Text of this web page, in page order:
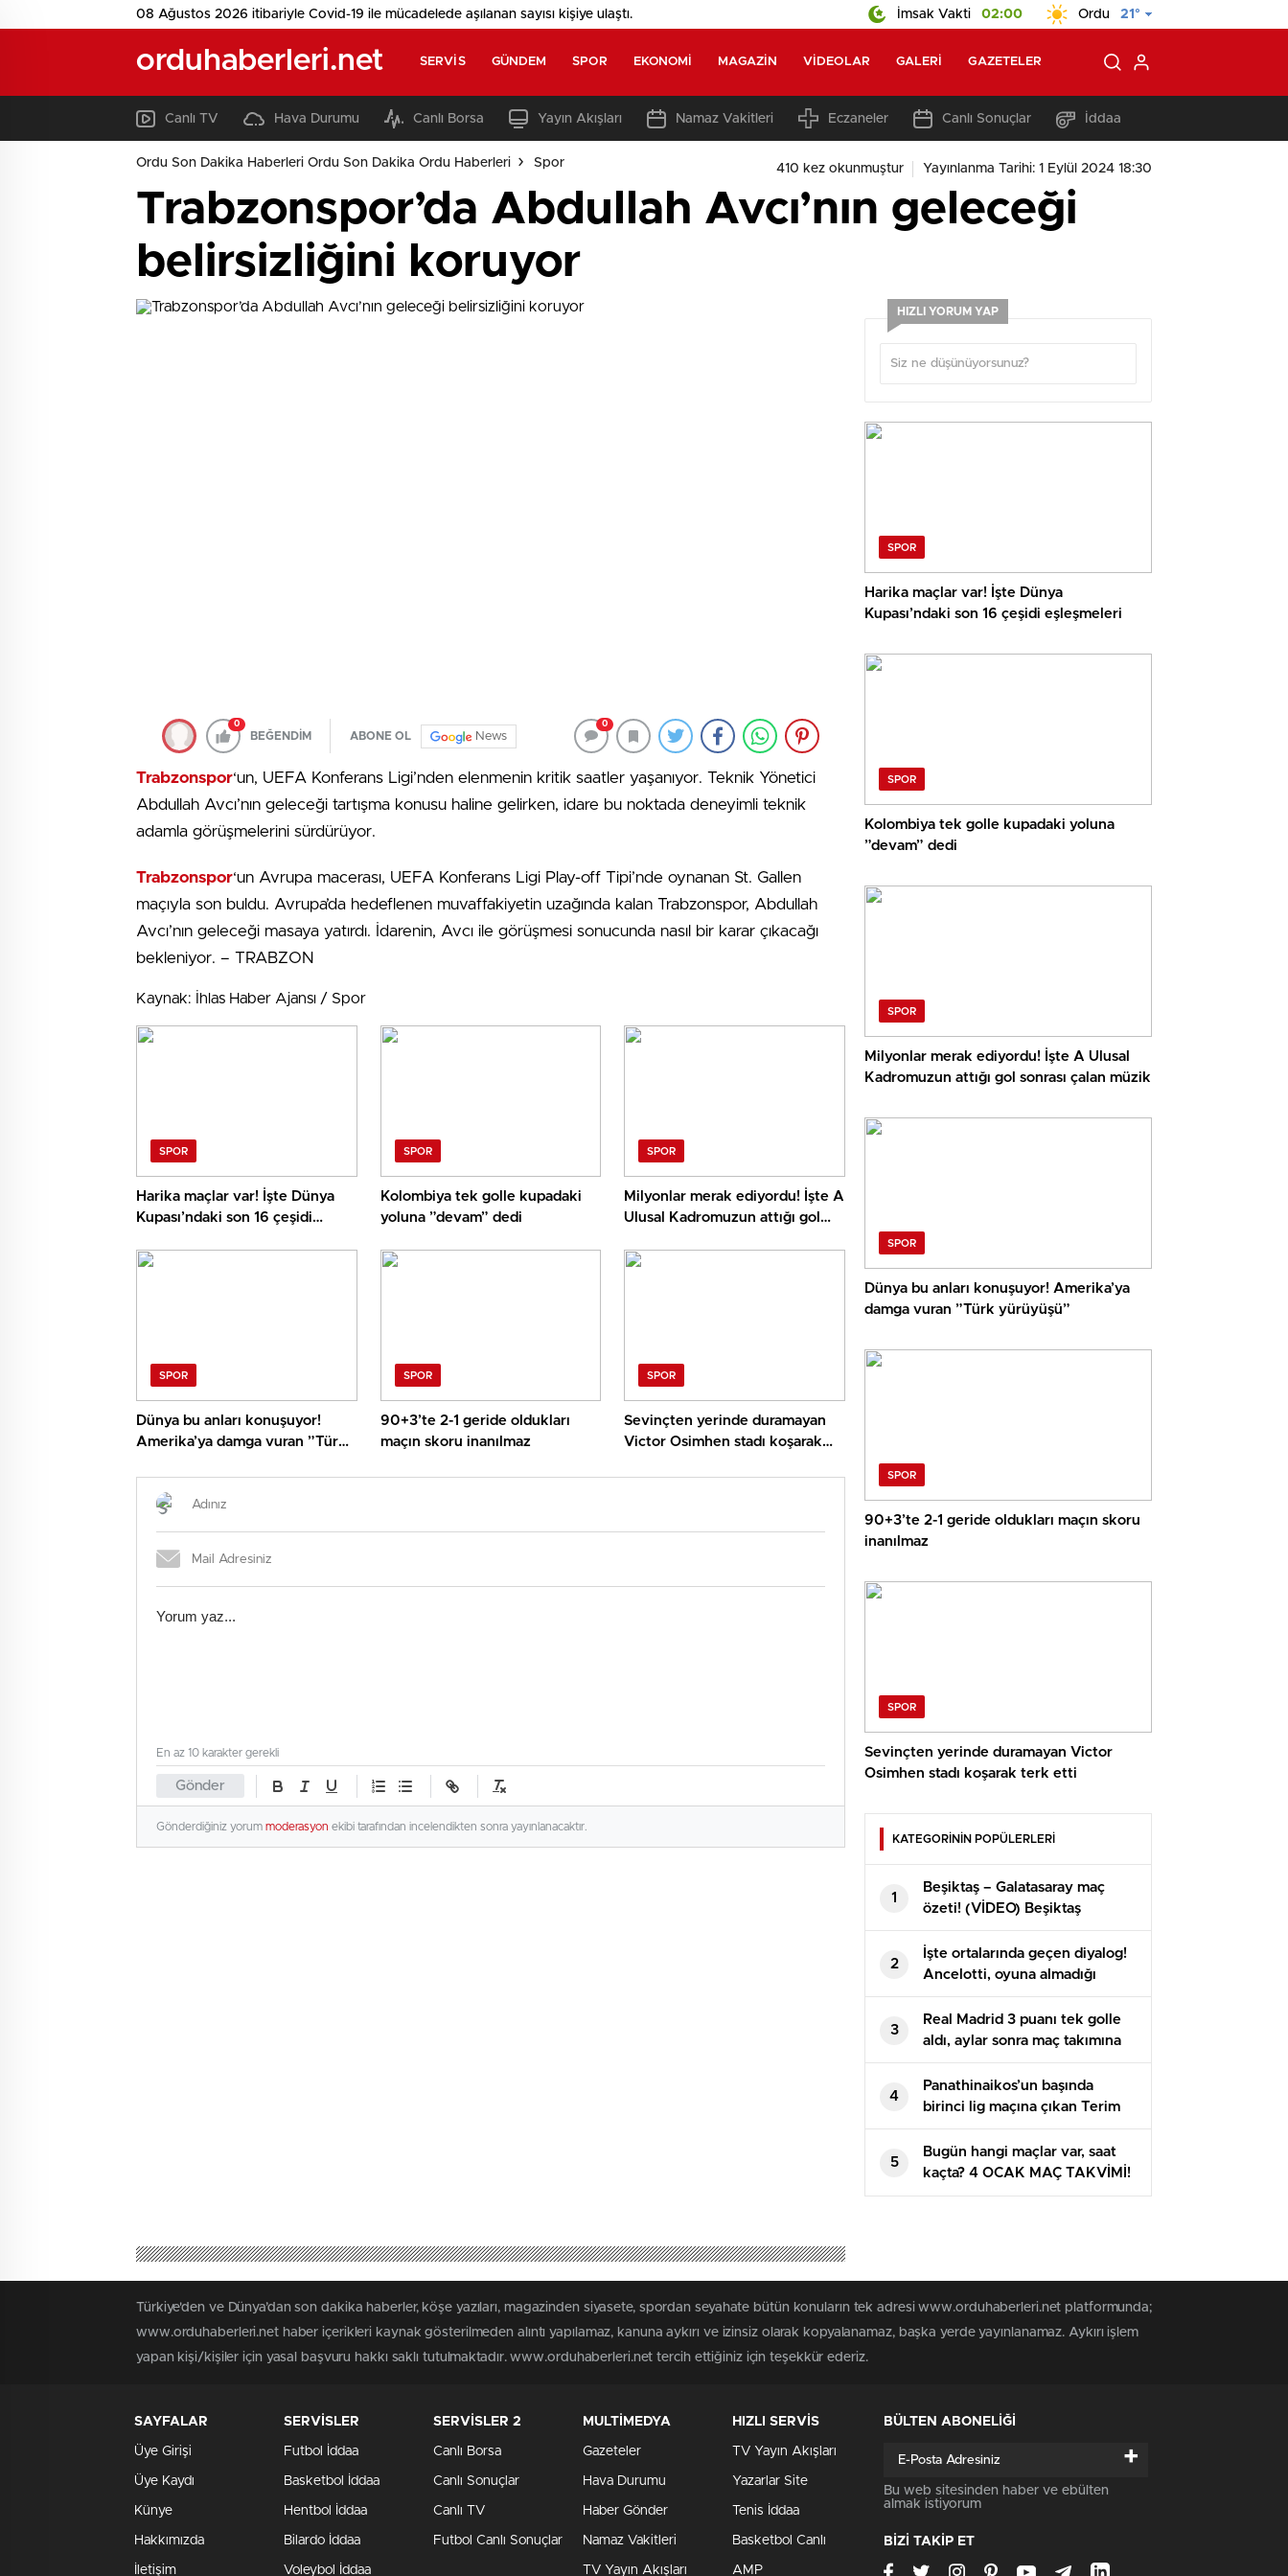
08 Ağustos 2026 itibariyle Covid-19 ile mücadelede aşılanan sayısı kişiye ulaştı. İmsak Vakti 02:00 Ordu 21°
orduhaberleri.net SERVIS GÜNDEM SPOR EKONOMI MAGAZIN VIDEOLAR GALERI GAZETELER
Canlı TV Hava Durumu Canlı Borsa Yayın Akışları Namaz Vakitleri Eczaneler Canlı Sonuçlar İddaa
Ordu Son Dakika Haberleri Ordu Son Dakika Ordu Haberleri Spor 410 kez okunmuştur Yayınlanma Tarihi: 1 Eylül 2024 18:30
Trabzonspor’da Abdullah Avcı’nın geleceği
belirsizliğini koruyor
0
BEĞENDİM ABONE OL News
0
Trabzonspor‘un, UEFA Konferans Ligi’nden elenmenin kritik saatler yaşanıyor. Teknik Yönetici
Abdullah Avcı’nın geleceği tartışma konusu haline gelirken, idare bu noktada deneyimli teknik
adamla görüşmelerini sürdürüyor.
Trabzonspor‘un Avrupa macerası, UEFA Konferans Ligi Play-off Tipi’nde oynanan St. Gallen
maçıyla son buldu. Avrupa’da hedeflenen muvaffakiyetin uzağında kalan Trabzonspor, Abdullah
Avcı’nın geleceği masaya yatırdı. İdarenin, Avcı ile görüşmesi sonucunda nasıl bir karar çıkacağı
bekleniyor. – TRABZON
Kaynak: İhlas Haber Ajansı / Spor
SPOR
Harika maçlar var! İşte Dünya
Kupası’ndaki son 16 çeşidi
SPOR
Kolombiya tek golle kupadaki
yoluna ”devam” dedi
SPOR
Milyonlar merak ediyordu! İşte A
Ulusal Kadromuzun attığı gol
SPOR
Dünya bu anları konuşuyor!
Amerika’ya damga vuran ”Türk
SPOR
90+3’te 2-1 geride oldukları
maçın skoru inanılmaz
SPOR
Sevinçten yerinde duramayan
Victor Osimhen stadı koşarak
Gönder
En az 10 karakter gerekli
Gönderdiğiniz yorum moderasyon ekibi tarafından incelendikten sonra yayınlanacaktır.
HIZLI YORUM YAP
SPOR
Harika maçlar var! İşte Dünya
Kupası’ndaki son 16 çeşidi eşleşmeleri
SPOR
Kolombiya tek golle kupadaki yoluna
”devam” dedi
SPOR
Milyonlar merak ediyordu! İşte A Ulusal
Kadromuzun attığı gol sonrası çalan müzik
SPOR
Dünya bu anları konuşuyor! Amerika’ya
damga vuran ”Türk yürüyüşü”
SPOR
90+3’te 2-1 geride oldukları maçın skoru
inanılmaz
SPOR
Sevinçten yerinde duramayan Victor
Osimhen stadı koşarak terk etti
KATEGORİNİN POPÜLERLERİ
1
Beşiktaş – Galatasaray maç
özeti! (VİDEO) Beşiktaş
Galatasaray maçı özeti izle!
BJK GS maçı kaç kaç bitti?
2
İşte ortalarında geçen diyalog!
Ancelotti, oyuna almadığı
Arda’yı maç sonu soyunma
odasına çekti
3
Real Madrid 3 puanı tek golle
aldı, aylar sonra maç takımına
giren Arda yeniden talih
bulamadı
4
Panathinaikos’un başında
birinci lig maçına çıkan Terim
alandan 2-0’lık galibiyetle
ayrıldı
5
Bugün hangi maçlar var, saat
kaçta? 4 OCAK MAÇ TAKVİMİ!
Bu akşam maç var mı?
Türkiye'den ve Dünya’dan son dakika haberler, köşe yazıları, magazinden siyasete, spordan seyahate bütün konuların tek adresi www.orduhaberleri.net platformunda;
www.orduhaberleri.net haber içerikleri kaynak gösterilmeden alıntı yapılamaz, kanuna aykırı ve izinsiz olarak kopyalanamaz, başka yerde yayınlanamaz. Aykırı işlem
yapan kişi/kişiler için yasal başvuru hakkı saklı tutulmaktadır. www.orduhaberleri.net tercih ettiğiniz için teşekkür ederiz.
SAYFALAR
Üye Girişi
Üye Kaydı
Künye
Hakkımızda
İletişim
SERVİSLER
Futbol İddaa
Basketbol İddaa
Hentbol İddaa
Bilardo İddaa
Voleybol İddaa
SERVİSLER 2
Canlı Borsa
Canlı Sonuçlar
Canlı TV
Futbol Canlı Sonuçlar
MULTİMEDYA
Gazeteler
Hava Durumu
Haber Gönder
Namaz Vakitleri
TV Yayın Akışları
HIZLI SERVİS
TV Yayın Akışları
Yazarlar Site
Tenis İddaa
Basketbol Canlı
AMP
BÜLTEN ABONELİĞİ
+
Bu web sitesinden haber ve ebülten
almak istiyorum
BİZİ TAKİP ET